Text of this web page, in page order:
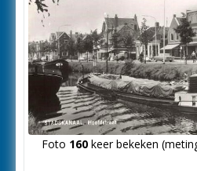
Foto 160keer bekeken